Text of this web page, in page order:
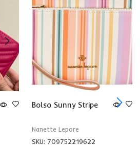
Bolso Sunny Stripe
Nanette Lepore
SKU: 709752219622